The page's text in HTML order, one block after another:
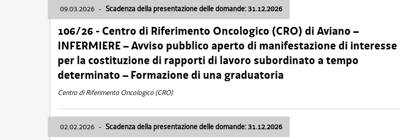
09.03.2026 - Scadenza della presentazione delle domande: 31.12.2026
106/26 - Centro di Riferimento Oncologico (CRO) di Aviano –
INFERMIERE – Avviso pubblico aperto di manifestazione di interesse
per la costituzione di rapporti di lavoro subordinato a tempo
determinato – Formazione di una graduatoria
Centro di Riferimento Oncologico (CRO)
02.02.2026 - Scadenza della presentazione delle domande: 31.12.2026